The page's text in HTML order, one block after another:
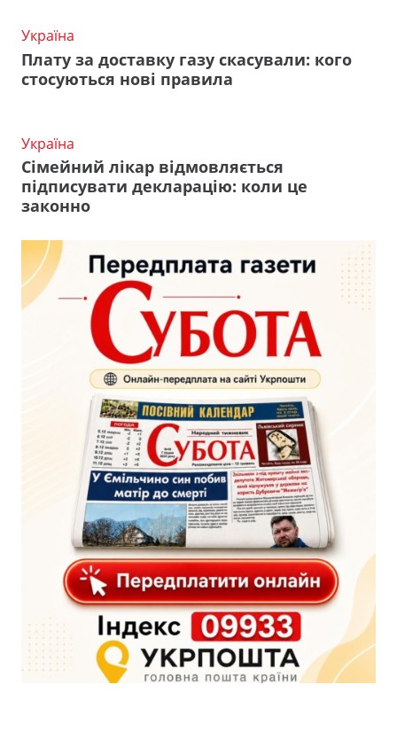
Україна
Плату за доставку газу скасували: кого
стосуються нові правила
Україна
Сімейний лікар відмовляється
підписувати декларацію: коли це
законно